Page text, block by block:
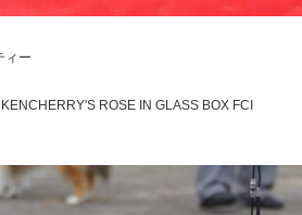
ィー
ROSE IN GLASS BOX FCI